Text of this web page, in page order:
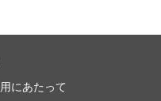
にあたって